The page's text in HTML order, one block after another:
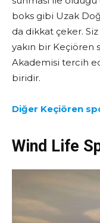
boks gibi Uzak
da dikkat çeker.
yakın bir Keçiören
Akademisi tercih
biridir.
Diğer Keçiören
Wind Life